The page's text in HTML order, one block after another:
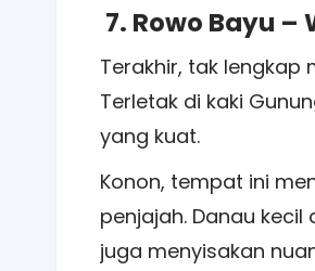
7. Rowo Bayu
Terakhir, tak
Terletak di kaki
yang kuat.
Konon, tempat ini
penjajah. Danau
juga menyisakan